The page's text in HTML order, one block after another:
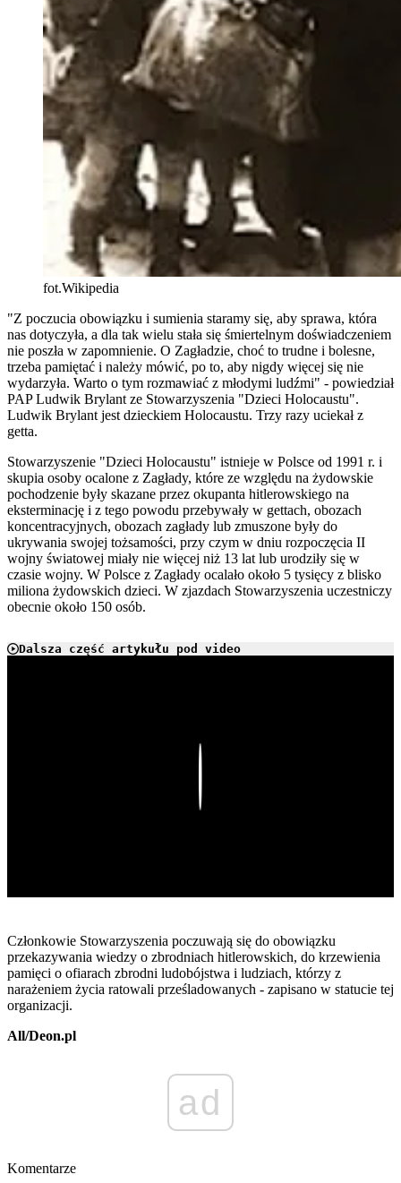
fot.Wikipedia
"Z poczucia obowiązku i sumienia staramy się, aby sprawa, która
nas dotyczyła, a dla tak wielu stała się śmiertelnym doświadczeniem
nie poszła w zapomnienie. O Zagładzie, choć to trudne i bolesne,
trzeba pamiętać i należy mówić, po to, aby nigdy więcej się nie
wydarzyła. Warto o tym rozmawiać z młodymi ludźmi" - powiedział
PAP Ludwik Brylant ze Stowarzyszenia "Dzieci Holocaustu".
Ludwik Brylant jest dzieckiem Holocaustu. Trzy razy uciekał z
getta.
Stowarzyszenie "Dzieci Holocaustu" istnieje w Polsce od 1991 r. i
skupia osoby ocalone z Zagłady, które ze względu na żydowskie
pochodzenie były skazane przez okupanta hitlerowskiego na
eksterminację i z tego powodu przebywały w gettach, obozach
koncentracyjnych, obozach zagłady lub zmuszone były do
ukrywania swojej tożsamości, przy czym w dniu rozpoczęcia II
wojny światowej miały nie więcej niż 13 lat lub urodziły się w
czasie wojny. W Polsce z Zagłady ocalało około 5 tysięcy z blisko
miliona żydowskich dzieci. W zjazdach Stowarzyszenia uczestniczy
obecnie około 150 osób.
Dalsza część artykułu pod video
Członkowie Stowarzyszenia poczuwają się do obowiązku
przekazywania wiedzy o zbrodniach hitlerowskich, do krzewienia
pamięci o ofiarach zbrodni ludobójstwa i ludziach, którzy z
narażeniem życia ratowali prześladowanych - zapisano w statucie tej
organizacji.
All/Deon.pl
ad
Komentarze